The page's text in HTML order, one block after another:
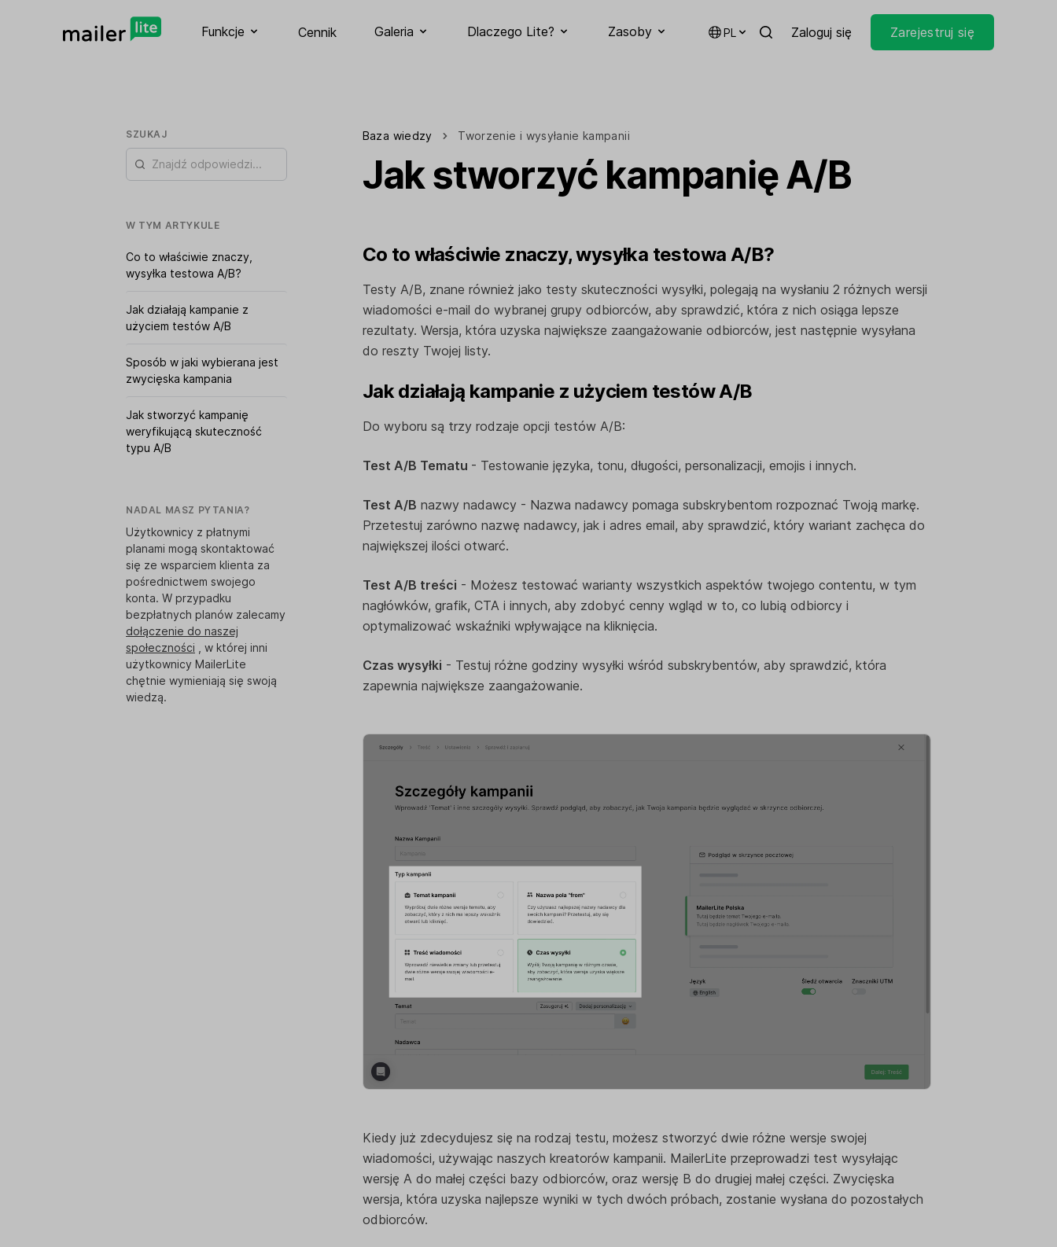
Funkcje Cennik Galeria Dlaczego Lite? Zasoby PL Zaloguj się Zarejestruj się
SZUKAJ
W TYM ARTYKULE
Co to właściwie znaczy,
wysyłka testowa A/B?
Jak działają kampanie z
użyciem testów A/B
Sposób w jaki wybierana jest
zwycięska kampania
Jak stworzyć kampanię
weryfikującą skuteczność
typu A/B
NADAL MASZ PYTANIA?
Użytkownicy z płatnymi
planami mogą skontaktować
się ze wsparciem klienta za
pośrednictwem swojego
konta. W przypadku
bezpłatnych planów zalecamy
dołączenie do naszej
społeczności , w której inni
użytkownicy MailerLite
chętnie wymieniają się swoją
wiedzą.
Baza wiedzy Tworzenie i wysyłanie kampanii
Jak stworzyć kampanię A/B
Co to właściwie znaczy, wysyłka testowa A/B?
Testy A/B, znane również jako testy skuteczności wysyłki, polegają na wysłaniu 2 różnych wersji
wiadomości e-mail do wybranej grupy odbiorców, aby sprawdzić, która z nich osiąga lepsze
rezultaty. Wersja, która uzyska największe zaangażowanie odbiorców, jest następnie wysyłana
do reszty Twojej listy.
Jak działają kampanie z użyciem testów A/B
Do wyboru są trzy rodzaje opcji testów A/B:
Test A/B Tematu - Testowanie języka, tonu, długości, personalizacji, emojis i innych.
Test A/B nazwy nadawcy - Nazwa nadawcy pomaga subskrybentom rozpoznać Twoją markę.
Przetestuj zarówno nazwę nadawcy, jak i adres email, aby sprawdzić, który wariant zachęca do
największej ilości otwarć.
Test A/B treści - Możesz testować warianty wszystkich aspektów twojego contentu, w tym
nagłówków, grafik, CTA i innych, aby zdobyć cenny wgląd w to, co lubią odbiorcy i
optymalizować wskaźniki wpływające na kliknięcia.
Czas wysyłki - Testuj różne godziny wysyłki wśród subskrybentów, aby sprawdzić, która
zapewnia największe zaangażowanie.
Kiedy już zdecydujesz się na rodzaj testu, możesz stworzyć dwie różne wersje swojej
wiadomości, używając naszych kreatorów kampanii. MailerLite przeprowadzi test wysyłając
wersję A do małej części bazy odbiorców, oraz wersję B do drugiej małej części. Zwycięska
wersja, która uzyska najlepsze wyniki w tych dwóch próbach, zostanie wysłana do pozostałych
odbiorców.